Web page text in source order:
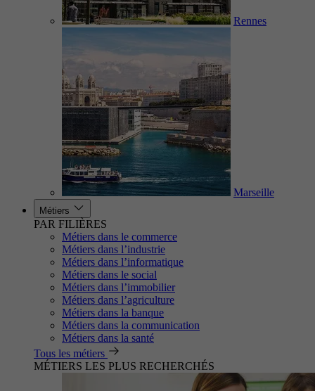
Rennes
Marseille
Métiers
PAR FILIÈRES
Métiers dans le commerce
Métiers dans l’industrie
Métiers dans l’informatique
Métiers dans le social
Métiers dans l’immobilier
Métiers dans l’agriculture
Métiers dans la banque
Métiers dans la communication
Métiers dans la santé
Tous les métiers
MÉTIERS LES PLUS RECHERCHÉS